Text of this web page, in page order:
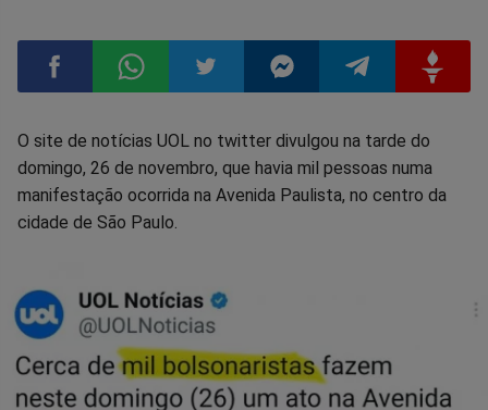
Compartilhar
no
Compartilhar
no
Compartilhar
no
Compartilhar
no
Compartilhar
no
no
O site de notícias UOL no twitter divulgou na tarde do
domingo, 26 de novembro, que havia mil pessoas numa
manifestação ocorrida na Avenida Paulista, no centro da
cidade de São Paulo.